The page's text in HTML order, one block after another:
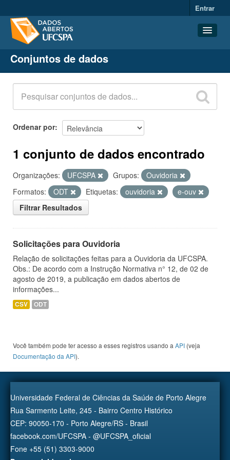
Entrar
Conjuntos de dados
Organizações
Grupos
Sobre
Conjuntos de dados
Ordenar por
1 conjunto de dados encontrado
Organizações: UFCSPA Grupos:
Ouvidoria
Formatos:
ODT Etiquetas: ouvidoria
e-ouv
Filtrar Resultados
Solicitações para Ouvidoria
Relação de solicitações feitas para a Ouvidoria da UFCSPA.
Obs.: De acordo com a Instrução Normativa n° 12, de 02 de
agosto de 2019, a publicação em dados abertos de
informações...
CSV ODT
Você também pode ter acesso a esses registros usando a API (veja
Documentação da API).
Universidade Federal de Ciências da Saúde de Porto Alegre
Rua Sarmento Leite, 245 - Bairro Centro Histórico
CEP: 90050-170 - Porto Alegre/RS - Brasil
facebook.com/UFCSPA - @UFCSPA_oficial
Fone +55 (51) 3303-9000